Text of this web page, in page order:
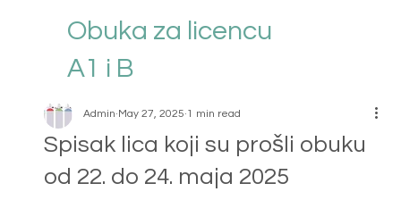
Obuka za licencu
A1 i B
Spisak lica koji su prošli obuku
od 22. do 24. maja 2025
Admin May 27, 2025 1 min read